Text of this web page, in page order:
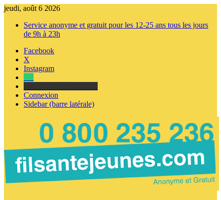
jeudi, août 6 2026
Service anonyme et gratuit pour les 12-25 ans tous les jours
de 9h à 23h
Facebook
X
Instagram
Connexion
Sidebar (barre latérale)